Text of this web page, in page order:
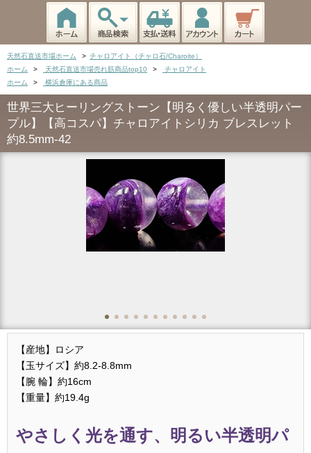
天然石直送市場ホーム > チャロアイト（チャロ石/Charoite）
ホーム
> 天然石直送市場売れ筋商品top10 >
チャロアイト
ホーム
> 横浜倉庫にある商品
世界三大ヒーリングストーン【明るく優しい半透明パー
プル】【高コスパ】チャロアイトシリカ ブレスレット
約8.5mm-42
【産地】ロシア
【玉サイズ】約8.2-8.8mm
【腕 輪】約16cm
【重量】約19.4g
やさしく光を通す、明るい半透明パ